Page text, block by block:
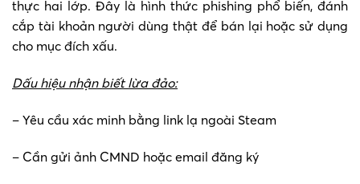
thực hai lớp. Đây là hình thức phishing phổ biến, đánh
cắp tài khoản người dùng thật để bán lại hoặc sử dụng
cho mục đích xấu.
Dấu hiệu nhận biết lừa đảo:
– Yêu cầu xác minh bằng link lạ ngoài Steam
– Cần gửi ảnh CMND hoặc email đăng ký